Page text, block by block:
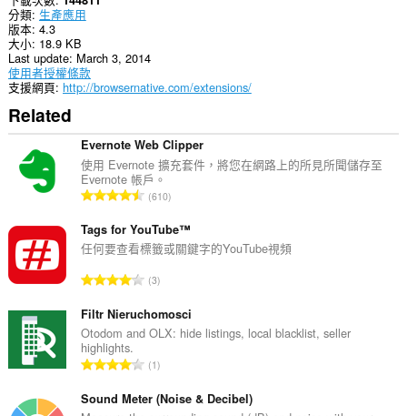
分類 生產應用
版本 4.3
大小 18.9 KB
Last update March 3, 2014
使用者授權條款
支援網頁 http://browsernative.com/extensions/
Related
Evernote Web Clipper
使用 Evernote 擴充套件，將您在網路上的所見所聞儲存至
Evernote 帳戶。
評
的
總
數
610
Tags for YouTube™
任何要查看標籤或關鍵字的YouTube視頻
評
的
總
數
3
Filtr Nieruchomosci
Otodom and OLX: hide listings, local blacklist, seller
highlights.
評
的
1
Sound Meter (Noise & Decibel)